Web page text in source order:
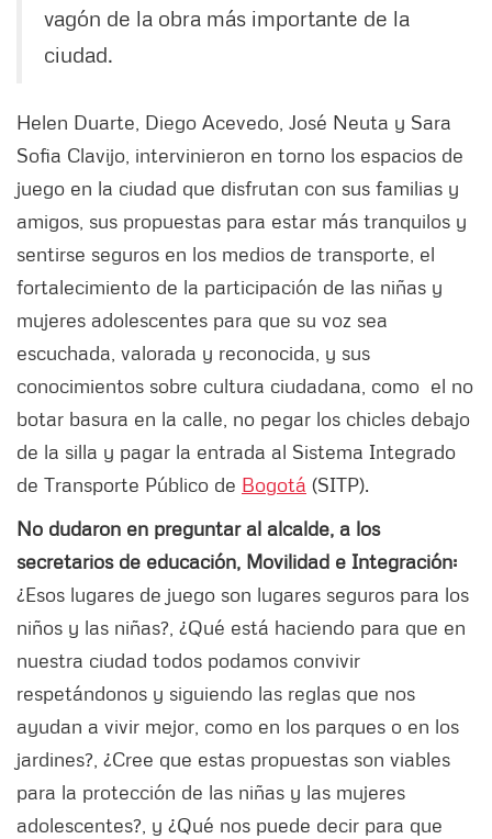
vagón de la obra más importante de la
ciudad.
Helen Duarte, Diego Acevedo, José Neuta y Sara
Sofia Clavijo, intervinieron en torno los espacios de
juego en la ciudad que disfrutan con sus familias y
amigos, sus propuestas para estar más tranquilos y
sentirse seguros en los medios de transporte, el
fortalecimiento de la participación de las niñas y
mujeres adolescentes para que su voz sea
escuchada, valorada y reconocida, y sus
conocimientos sobre cultura ciudadana, como el no
botar basura en la calle, no pegar los chicles debajo
de la silla y pagar la entrada al Sistema Integrado
de Transporte Público de Bogotá (SITP).
No dudaron en preguntar al alcalde, a los
secretarios de educación, Movilidad e Integración:
¿Esos lugares de juego son lugares seguros para los
niños y las niñas?, ¿Qué está haciendo para que en
nuestra ciudad todos podamos convivir
respetándonos y siguiendo las reglas que nos
ayudan a vivir mejor, como en los parques o en los
jardines?, ¿Cree que estas propuestas son viables
para la protección de las niñas y las mujeres
adolescentes?, y ¿Qué nos puede decir para que